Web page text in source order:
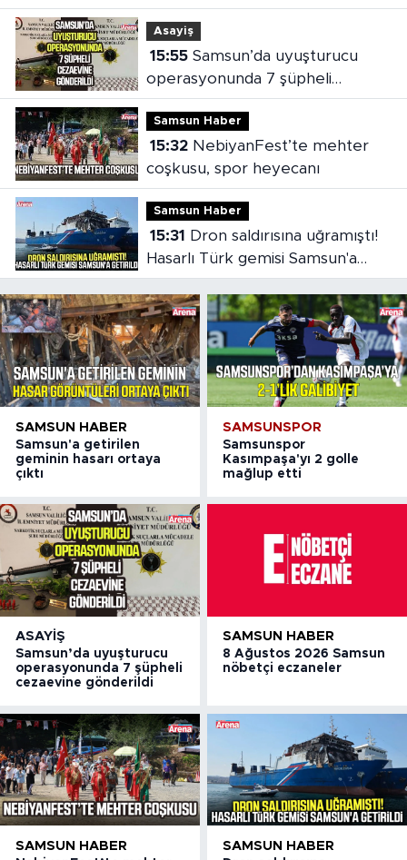
Asayiş
15:55Samsun’da uyuşturucu
operasyonunda 7 şüpheli
cezaevine gönderildi
Samsun Haber
15:32NebiyanFest’te mehter
coşkusu, spor heyecanı
Samsun Haber
15:31
Hasarlı Türk gemisi Samsun'a
getirildi
SAMSUN HABER
Samsun'a getirilen
geminin hasarı ortaya
çıktı
SAMSUNSPOR
Samsunspor
Kasımpaşa'yı 2 golle
mağlup etti
ASAYIŞ
Samsun’da uyuşturucu
operasyonunda 7 şüpheli
cezaevine gönderildi
SAMSUN HABER
8 Ağustos 2026 Samsun
nöbetçi eczaneler
SAMSUN HABER SAMSUN HABER